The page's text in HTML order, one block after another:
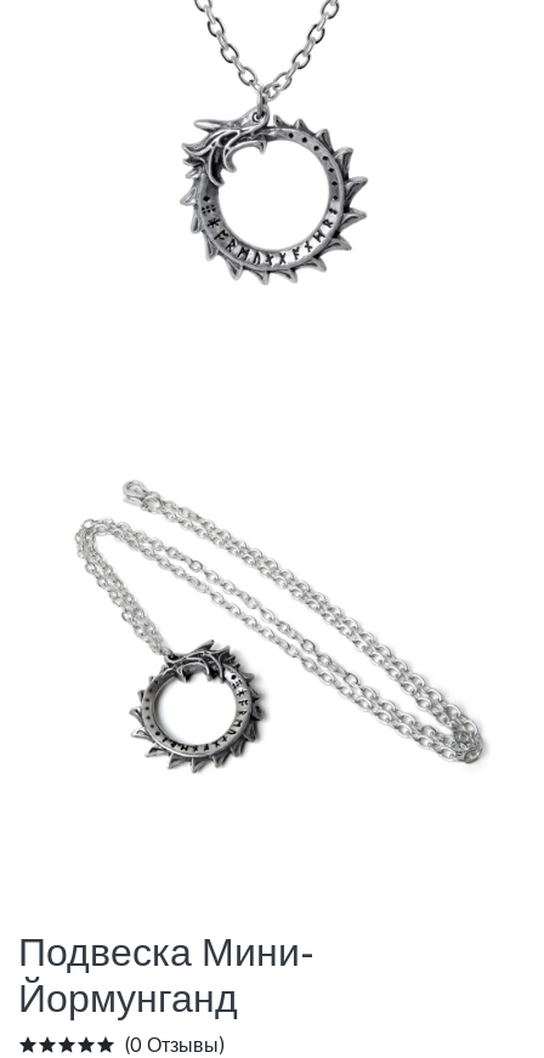
Подвеска Мини-
Йормунганд
(0 Отзывы)